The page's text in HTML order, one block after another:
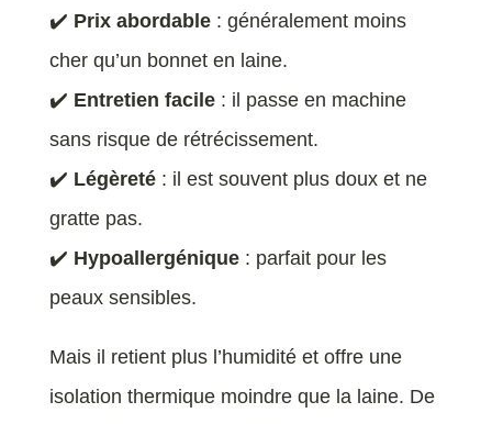
✔️ Prix abordable: généralement moins
cher qu’un bonnet en laine.
✔️ Entretien facile: il passe en machine
sans risque de rétrécissement.
✔️ Légèreté: il est souvent plus doux et ne
gratte pas.
✔️ Hypoallergénique: parfait pour les
peaux sensibles.
Mais il retient plus l’humidité et offre une
isolation thermique moindre que la laine. De